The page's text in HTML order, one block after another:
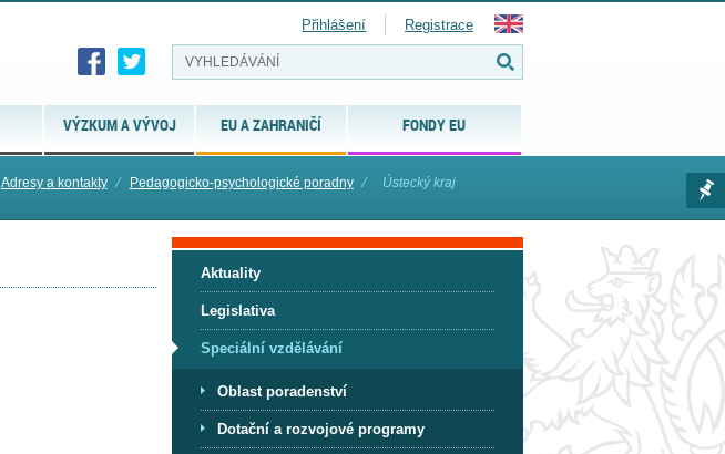
VÝZKUM A VÝVOJ EU A ZAHRANIČÍ FONDY EU
Přihlášení Registrace
Adresy a kontakty ⁄ Pedagogicko-psychologické poradny ⁄ Ústecký kraj
Aktuality
Legislativa
Speciální vzdělávání
Oblast poradenství
Dotační a rozvojové programy